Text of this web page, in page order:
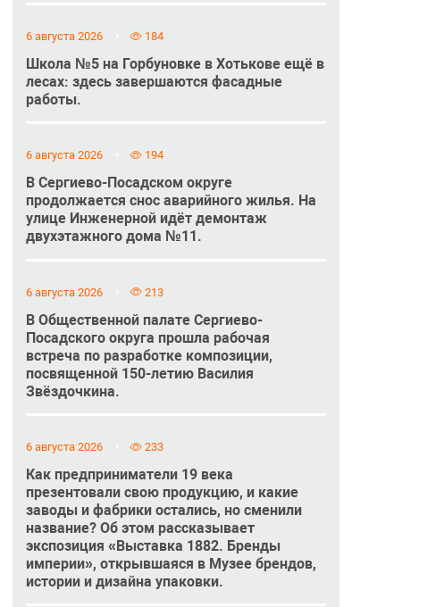
6 августа 2026 184
Школа №5 на Горбуновке в Хотькове ещё в
лесах: здесь завершаются фасадные
работы.
6 августа 2026 194
В Сергиево-Посадском округе
продолжается снос аварийного жилья. На
улице Инженерной идёт демонтаж
двухэтажного дома №11.
6 августа 2026 213
В Общественной палате Сергиево-
Посадского округа прошла рабочая
встреча по разработке композиции,
посвященной 150-летию Василия
Звёздочкина.
6 августа 2026 233
Как предприниматели 19 века
презентовали свою продукцию, и какие
заводы и фабрики остались, но сменили
название? Об этом рассказывает
экспозиция «Выставка 1882. Бренды
империи», открывшаяся в Музее брендов,
истории и дизайна упаковки.